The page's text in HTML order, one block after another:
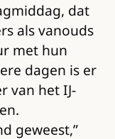
dat
als vanouds
met hun
dagen is er
van het IJ-
geweest,”